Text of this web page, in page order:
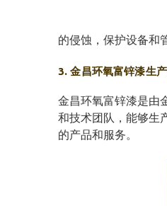
的侵蚀，保护设备和
3. 金昌环氧富锌漆生
金昌环氧富锌漆是由
和技术团队，能够生
的产品和服务。